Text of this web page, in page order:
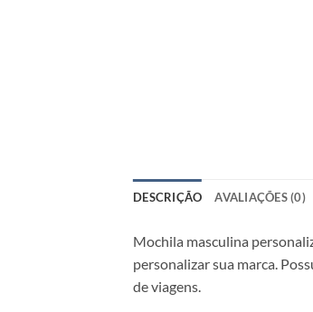
DESCRIÇÃO AVALIAÇÕES (0)
Mochila masculina
personalizar sua marca.
de viagens.